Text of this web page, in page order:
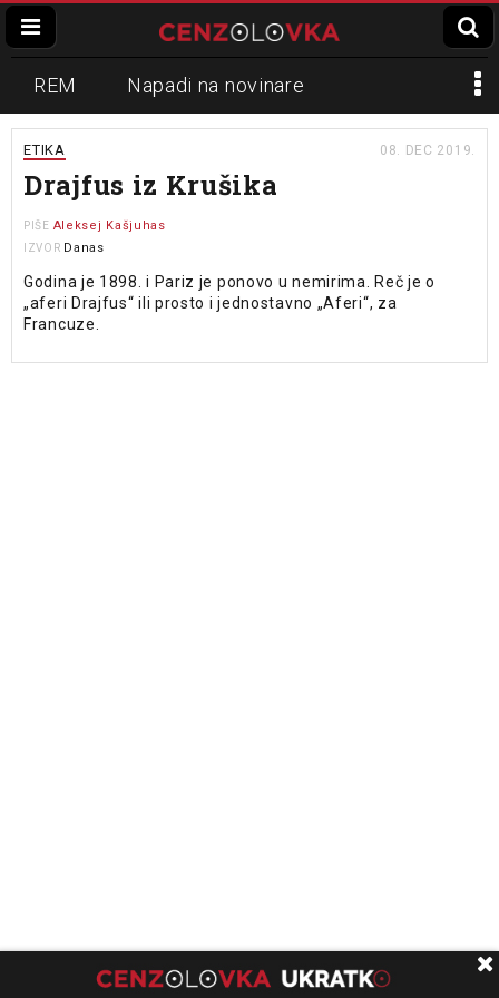
REM Napadi na novinare
Zvučni top
Propaganda Lokalni mediji
Informer
ETIKA 08. DEC 2019.
Drajfus iz Krušika
PIŠE Aleksej Kašjuhas
IZVOR Danas
Godina je 1898. i Pariz je ponovo u nemirima. Reč je o
„aferi Drajfus“ ili prosto i jednostavno „Aferi“, za
Francuze.